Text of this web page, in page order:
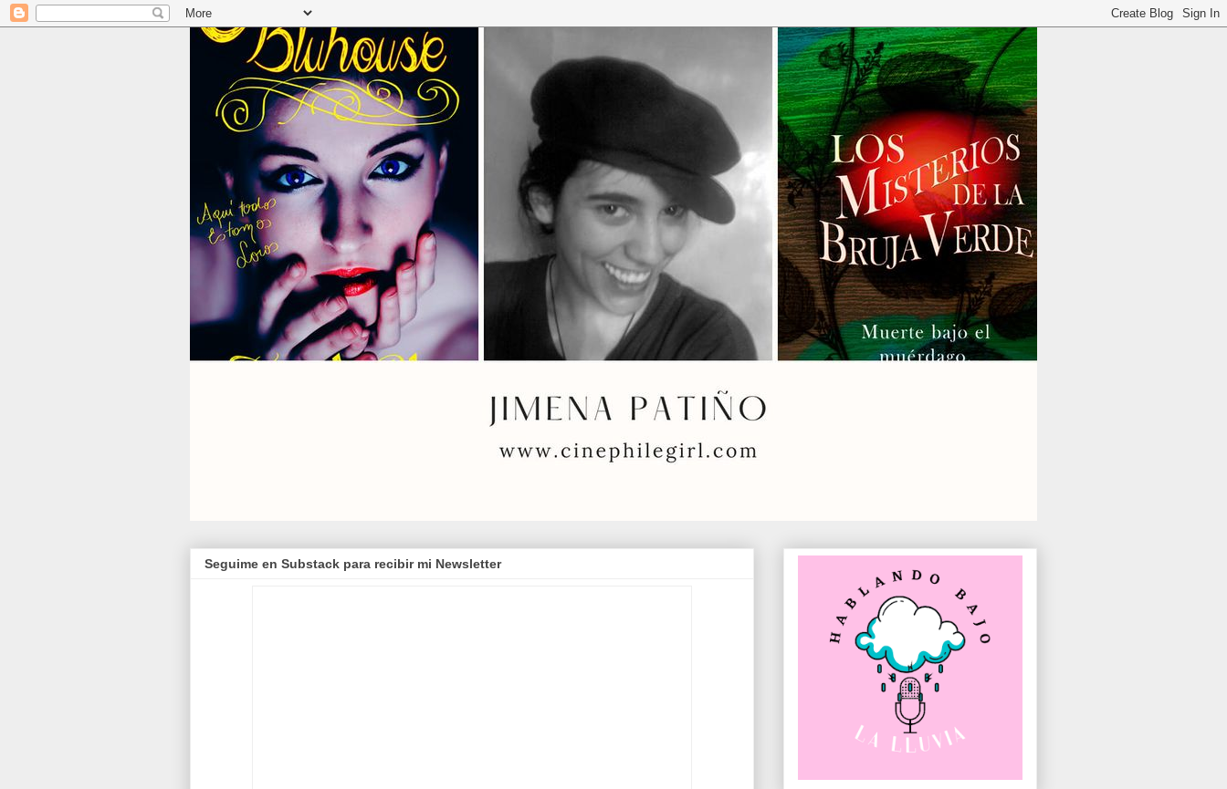
Seguime en Substack para recibir mi Newsletter